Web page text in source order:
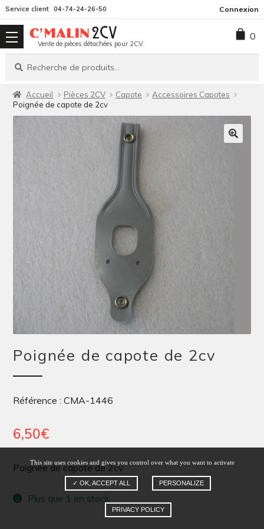
la
navigation
contenu
Service client 04-74-24-26-50 Connexion
Vente de pièces détachées pour 2CV
Recherche
Recherche
0
Accueil Pièces 2CV Capote
Accessoires Capotes
Poignée de capote de 2cv
Poignée de capote de 2cv
Référence : CMA-1446
6,50€
Poignée de capote de 2cv
Plus que 1 en stock
This site uses cookies and gives you control over what you want to activate
✓ OK, ACCEPT ALL PERSONALIZE
PRIVACY POLICY